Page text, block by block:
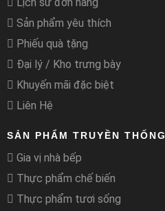
Sản phẩm yêu thích
Phiếu quà tặng
Đại lý / Kho trưng bày
Khuyến mãi đặc biệt
Liên Hệ
SẢN PHẨM TRUYỀN THỐNG
Gia vị nhà bếp
Thực phẩm chế biến
Thực phẩm tươi sống